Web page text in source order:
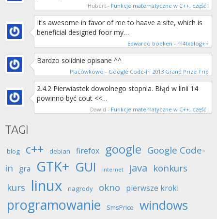
Hubert - Funkcje matematyczne w C++, część I
It's awesome in favor of me to haave a site, which is
beneficial designed foor my…
Edwardo boeken - m4txblog++
Bardzo solidnie opisane ^^
Placówkowo - Google Code-in 2013 Grand Prize Trip
2.4.2 Pierwiastek dowolnego stopnia. Błąd w linii 14
powinno być cout <<…
Dawid - Funkcje matematyczne w C++, część I
TAGI
blog c++ debian firefox google Google Code-
in
gra GTK+ GUI internet java konkurs
kurs linux nagrody okno pierwsze kroki
programowanie SmsPrice windows